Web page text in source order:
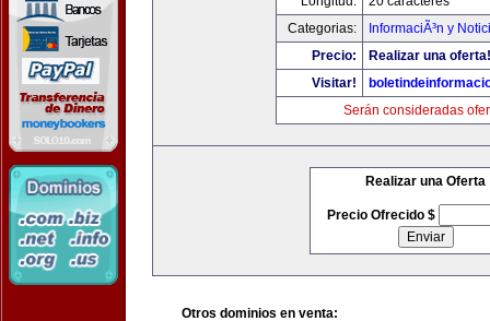
Categorias:
InformaciÃ³n y
Precio:
Realizar una oferta!
Visitar!
Serán consideradas
Realizar una Oferta
Precio Ofrecido $
Otros dominios en venta: